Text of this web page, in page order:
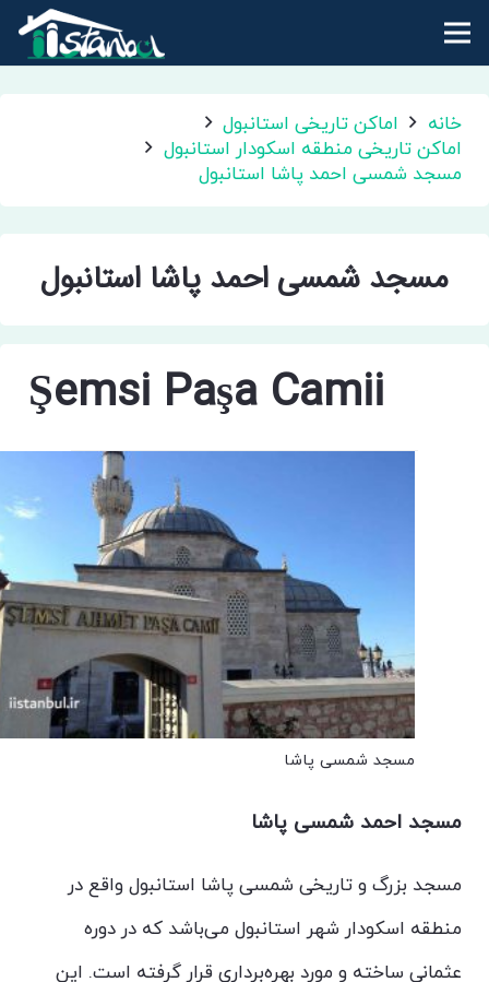
خانه
اماکن تاریخی استانبول
اماکن تاریخی منطقه اسکودار استانبول
مسجد شمسی احمد پاشا استانبول
مسجد شمسی احمد پاشا استانبول
Şemsi Paşa Camii
مسجد شمسی پاشا
مسجد احمد شمسی پاشا
مسجد بزرگ و تاریخی شمسی پاشا استانبول واقع در
منطقه اسکودار شهر استانبول می‌باشد که در دوره
عثمانی ساخته و مورد بهره‌برداری قرار گرفته است. این